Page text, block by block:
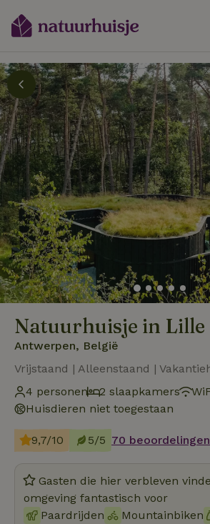
Natuurhuisje in Lille
Antwerpen, België
Vrijstaand | Alleenstaand |
4 personen
2 slaapkamers
Huisdieren niet toegestaan
9,7/10 5/5 70 beoordelingen
Gasten die hier verbleven
omgeving fantastisch voor
Paardrijden
Mountainbiken